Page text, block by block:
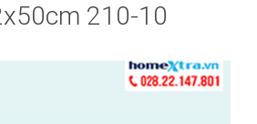
210-10